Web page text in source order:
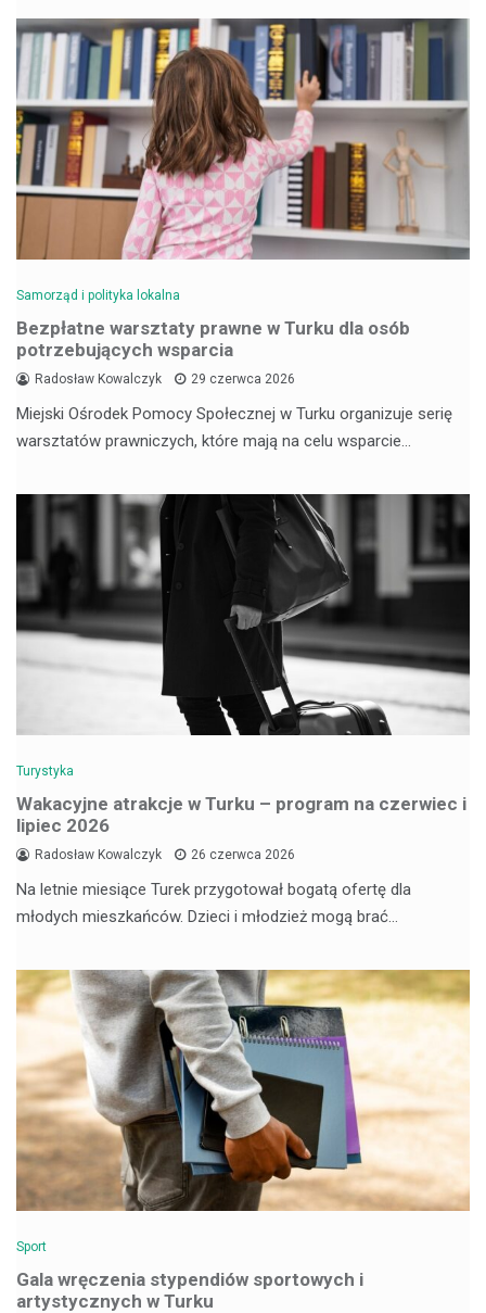
Samorząd i polityka lokalna
Bezpłatne warsztaty prawne w Turku dla osób
potrzebujących wsparcia
Radosław Kowalczyk 29 czerwca 2026
Miejski Ośrodek Pomocy Społecznej w Turku organizuje serię
warsztatów prawniczych, które mają na celu wsparcie…
Turystyka
Wakacyjne atrakcje w Turku – program na czerwiec i
lipiec 2026
Radosław Kowalczyk 26 czerwca 2026
Na letnie miesiące Turek przygotował bogatą ofertę dla
młodych mieszkańców. Dzieci i młodzież mogą brać…
Sport
Gala wręczenia stypendiów sportowych i
artystycznych w Turku